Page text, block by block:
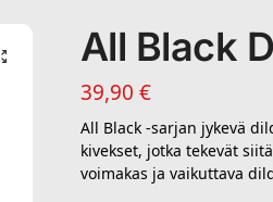
All Black
39,90 €
All Black -sarjan jykevä
kivekset, jotka tekevät
voimakas ja vaikuttava